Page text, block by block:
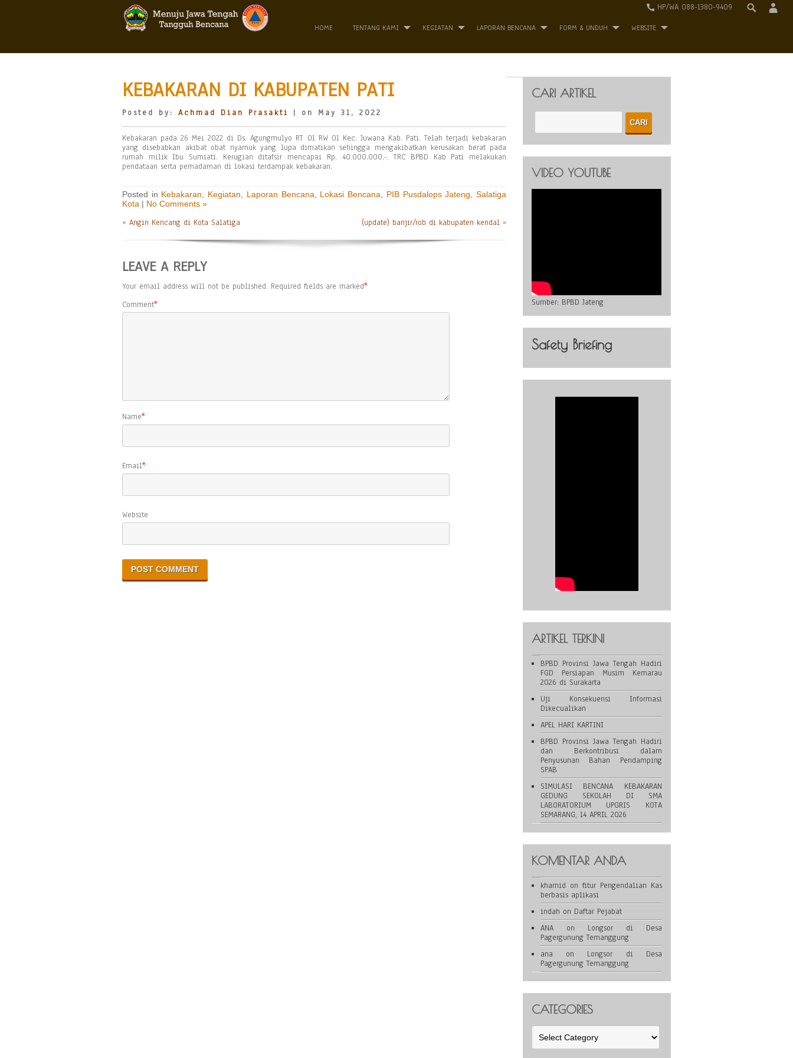
HP/WA 088-1380-9409
HOME TENTANG KAMI KEGIATAN LAPORAN BENCANA FORM & UNDUH WEBSITE
KEBAKARAN DI KABUPATEN PATI
Posted by: Achmad Dian Prasakti | on May 31, 2022
Kebakaran pada 26 Mei 2022 di Ds. Agungmulyo RT 01 RW 01 Kec. Juwana Kab. Pati. Telah terjadi kebakaran
yang disebabkan akibat obat nyamuk yang lupa dimatikan sehingga mengakibatkan kerusakan berat pada
rumah milik Ibu Sumiati. Kerugian ditafsir mencapai Rp. 40.000.000,-. TRC BPBD Kab Pati melakukan
pendataan serta pemadaman di lokasi terdampak kebakaran.
Posted in Kebakaran Kegiatan Laporan Bencana Lokasi Bencana PIB Pusdalops Jateng ,Salatiga
Kota | No Comments »
« Angin Kencang di Kota Salatiga (update) banjir/rob di kabupaten kendal »
LEAVE A REPLY
Your email address will not be published. Required fields are marked*
Comment*
Name*
Email*
Website
CARI ARTIKEL
VIDEO YOUTUBE
Sumber: BPBD Jateng
Safety Briefing
ARTIKEL TERKINI
BPBD Provinsi Jawa Tengah Hadiri
FGD Persiapan Musim Kemarau
2026 di Surakarta
Uji Konsekuensi Informasi
Dikecualikan
APEL HARI KARTINI
BPBD Provinsi Jawa Tengah Hadiri
dan Berkontribusi dalam
Penyusunan Bahan Pendamping
SPAB
SIMULASI BENCANA KEBAKARAN
GEDUNG SEKOLAH DI SMA
LABORATORIUM UPGRIS KOTA
SEMARANG, 14 APRIL 2026
KOMENTAR ANDA
khamid on fitur Pengendalian Kas
berbasis aplikasi
indah on Daftar Pejabat
ANAon Longsor di Desa
Pagergunung Temanggung
ana on Longsor di Desa
Pagergunung Temanggung
CATEGORIES
Categories